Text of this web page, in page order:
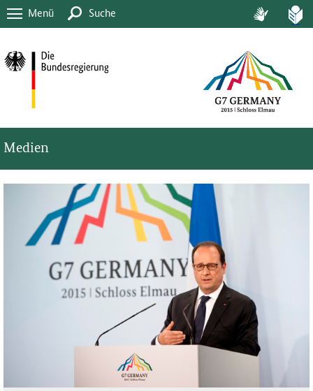
Menü Suche
Medien